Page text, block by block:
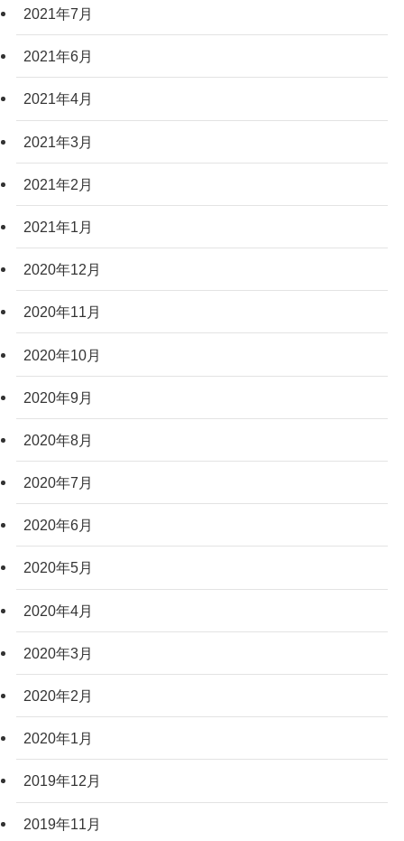
2021年7月
2021年6月
2021年4月
2021年3月
2021年2月
2021年1月
2020年12月
2020年11月
2020年10月
2020年9月
2020年8月
2020年7月
2020年6月
2020年5月
2020年4月
2020年3月
2020年2月
2020年1月
2019年12月
2019年11月